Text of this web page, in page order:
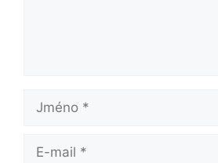
Jméno